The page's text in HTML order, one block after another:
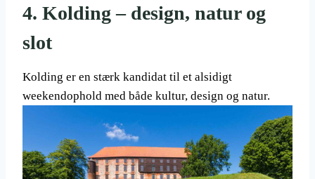
4. Kolding – design, natur og
slot
Kolding er en stærk kandidat til et alsidigt
weekendophold med både kultur, design og natur.